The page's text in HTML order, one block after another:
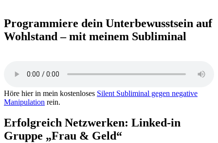
Programmiere dein Unterbewusstsein auf
Wohlstand – mit meinem Subliminal
Höre hier in mein kostenloses Silent Subliminal gegen negative
Manipulation rein.
Erfolgreich Netzwerken: Linked-in
Gruppe „Frau & Geld“